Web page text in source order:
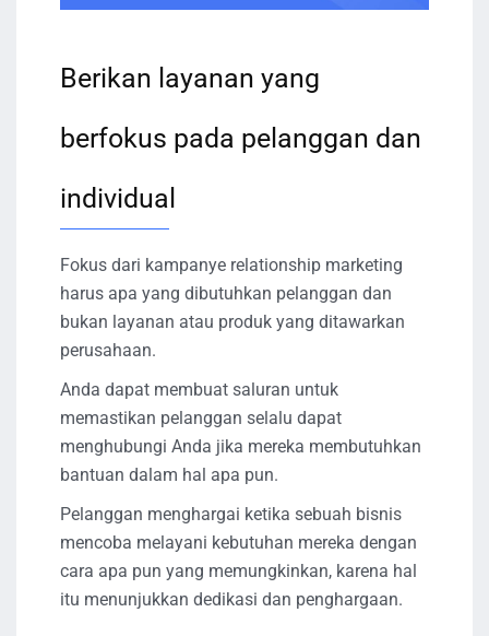
Berikan layanan yang
berfokus pada pelanggan dan
individual
Fokus dari kampanye relationship marketing
harus apa yang dibutuhkan pelanggan dan
bukan layanan atau produk yang ditawarkan
perusahaan.
Anda dapat membuat saluran untuk
memastikan pelanggan selalu dapat
menghubungi Anda jika mereka membutuhkan
bantuan dalam hal apa pun.
Pelanggan menghargai ketika sebuah bisnis
mencoba melayani kebutuhan mereka dengan
cara apa pun yang memungkinkan, karena hal
itu menunjukkan dedikasi dan penghargaan.